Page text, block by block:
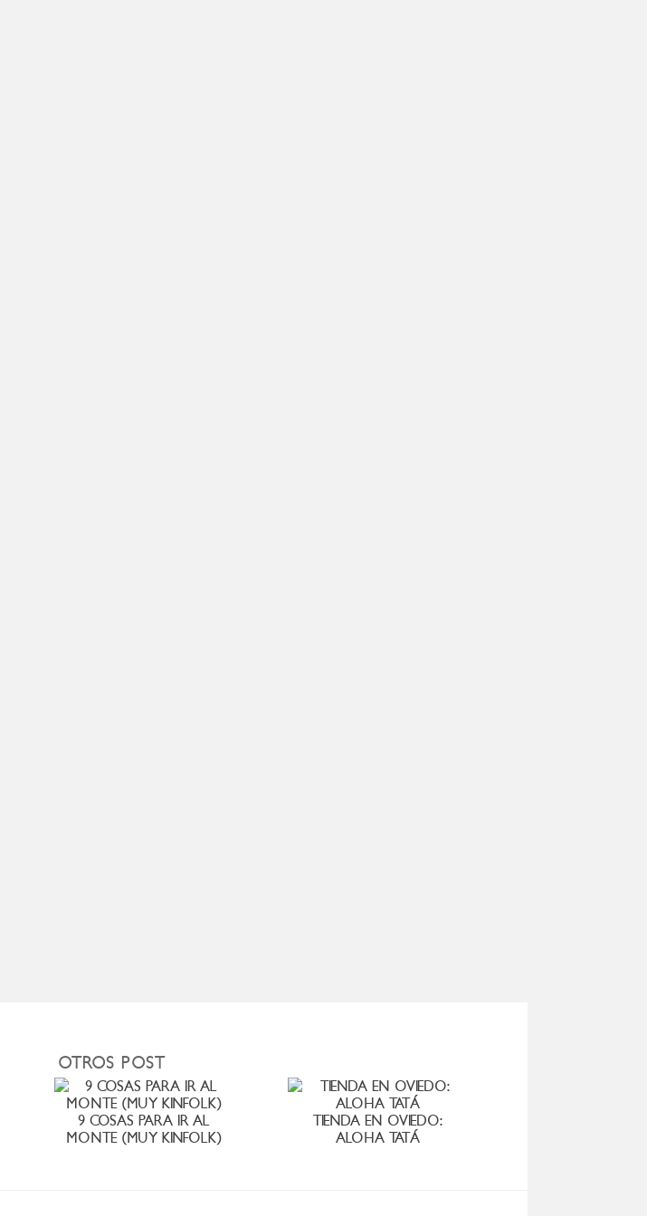
OTROS POST
9 COSAS PARA IR AL
MONTE (MUY KINFOLK)
TIENDA EN OVIEDO:
ALOHA TATÁ